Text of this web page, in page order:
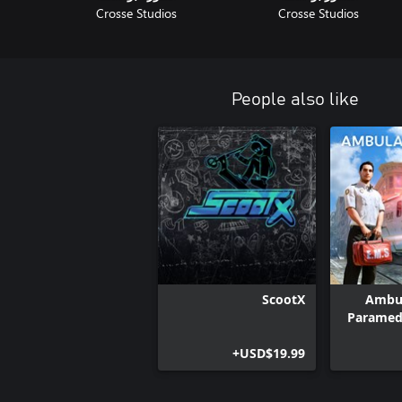
Crosse Studios
Crosse Studios
People also like
ScootX
USD$19.99+